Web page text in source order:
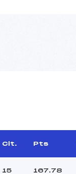
Clt. Pts
15 167.78